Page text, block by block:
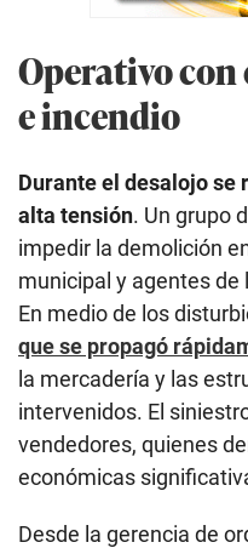
Operativo
e incendio
Durante el desalojo
alta tensión. Un grupo
impedir la demolición
municipal y agentes de
En medio de los
que se propagó
la mercadería y las
intervenidos. El
vendedores, quienes
económicas
Desde la gerencia de